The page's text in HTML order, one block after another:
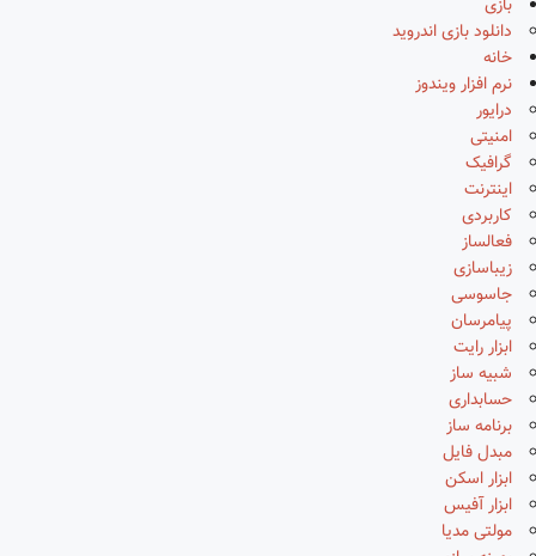
بازی
دانلود بازی اندروید
خانه
نرم افزار ویندوز
درایور
امنیتی
گرافیک
اینترنت
کاربردی
فعالساز
زیباسازی
جاسوسی
پیامرسان
ابزار رایت
شبیه ساز
حسابداری
برنامه ساز
مبدل فایل
ابزار اسکن
ابزار آفیس
مولتی مدیا